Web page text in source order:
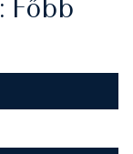
Főbb